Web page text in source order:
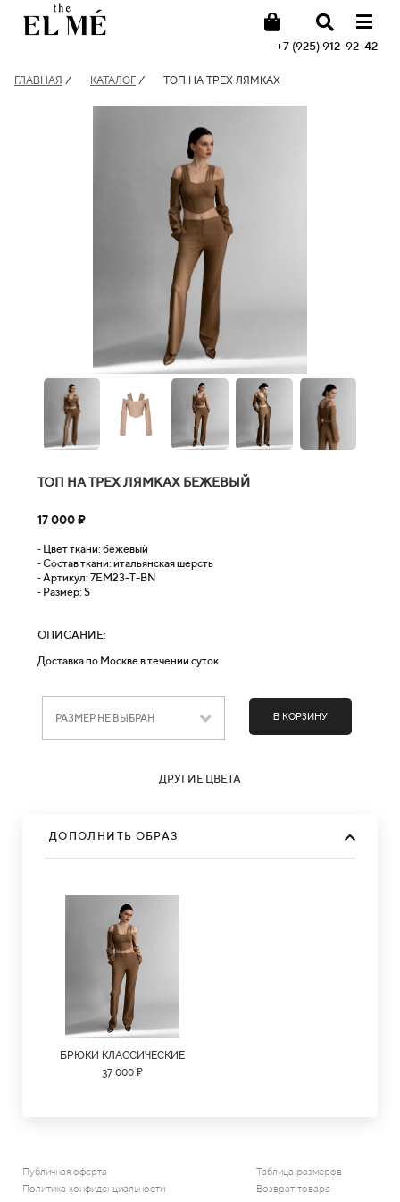
+7 (925) 912-92-42
ГЛАВНАЯ / КАТАЛОГ / ТОП НА ТРЕХ ЛЯМКАХ
ТОП НА ТРЕХ ЛЯМКАХ БЕЖЕВЫЙ
17 000 ₽
⁃ Цвет ткани: бежевый
⁃ Состав ткани: итальянская шерсть
⁃ Артикул: 7EM23-T-BN
⁃ Размер: S
ОПИСАНИЕ:
Доставка по Москве в течении суток.
РАЗМЕР НЕ ВЫБРАН В КОРЗИНУ
ДРУГИЕ ЦВЕТА
ДОПОЛНИТЬ ОБРАЗ
БРЮКИ КЛАССИЧЕСКИЕ
37 000 ₽
Публичная оферта
Политика конфиденциальности
Таблица размеров
Возврат товара